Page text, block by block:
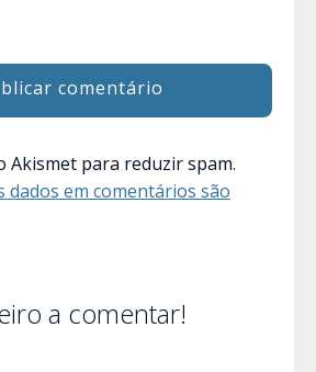
Akismet para reduzir spam.
dados em comentários são
a comentar!